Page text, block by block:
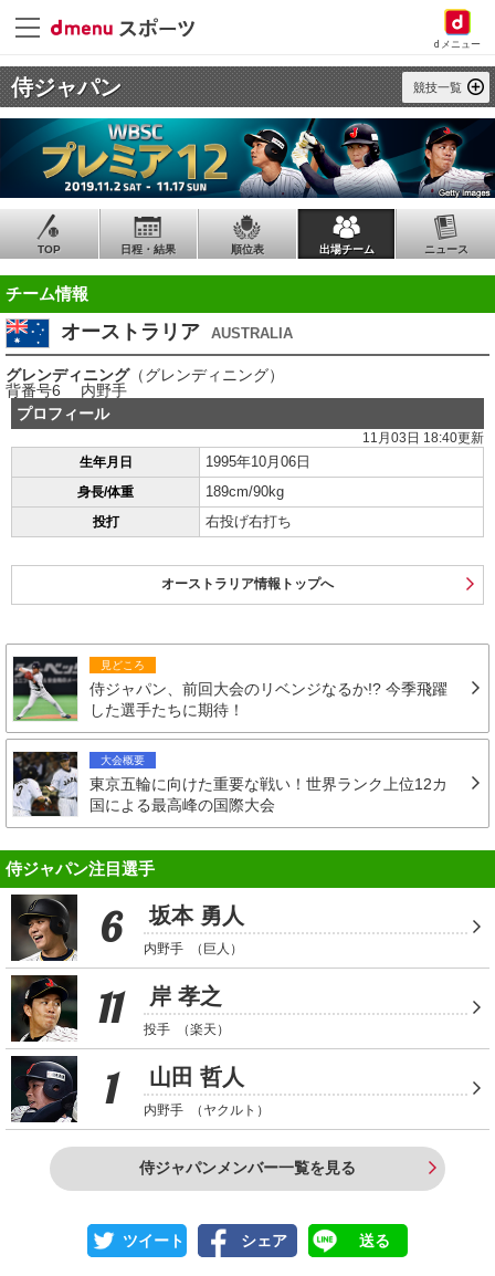
dメニュー
侍ジャパン 競技一覧
TOP 日程・結果 順位表 出場チーム ニュース
チーム情報
オーストラリア AUSTRALIA
グレンディニング（グレンディニング）
背番号6 内野手
プロフィール
11月03日 18:40更新
生年月日
1995年10月06日
身長/体重 189cm/90kg
投打 右投げ右打ち
オーストラリア情報トップへ
見どころ
侍ジャパン、前回大会のリベンジなるか!? 今季飛躍
した選手たちに期待！
大会概要
東京五輪に向けた重要な戦い！世界ランク上位12カ
国による最高峰の国際大会
侍ジャパン注目選手
6 坂本 勇人
内野手 （巨人）
11 岸 孝之
投手 （楽天）
1 山田 哲人
内野手 （ヤクルト）
侍ジャパンメンバー一覧を見る
ツイート シェア 送る